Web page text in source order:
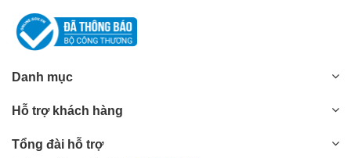
Danh mục
Hỗ trợ khách hàng
Tổng đài hỗ trợ